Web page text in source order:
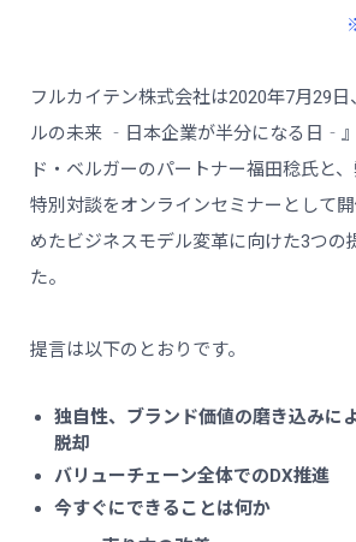
フルカイテン株式会社は2020年7月29
ルの未来 ‐日本企業が半分になる日‐
ド・ベルガーのパートナー福田稔氏と
特別対談をオンラインセミナーとして
めたビジネスモデル変革に向けた3つの
た。
提言は以下のとおりです。
独自性、ブランド価値の磨き込みに
脱却
バリューチェーン全体でのDX推進
今すぐにできることは何か